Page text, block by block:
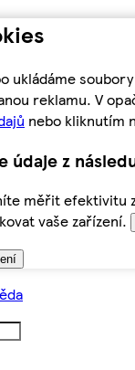
ukládáme
reklamu. V
nebo kliknutím
údaje z
měřit efektivitu
vaše zařízení.